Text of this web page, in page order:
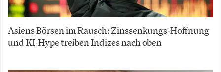
Asiens Börsen im Rausch: Zinssenkungs-Hoffnung
und KI-Hype treiben Indizes nach oben